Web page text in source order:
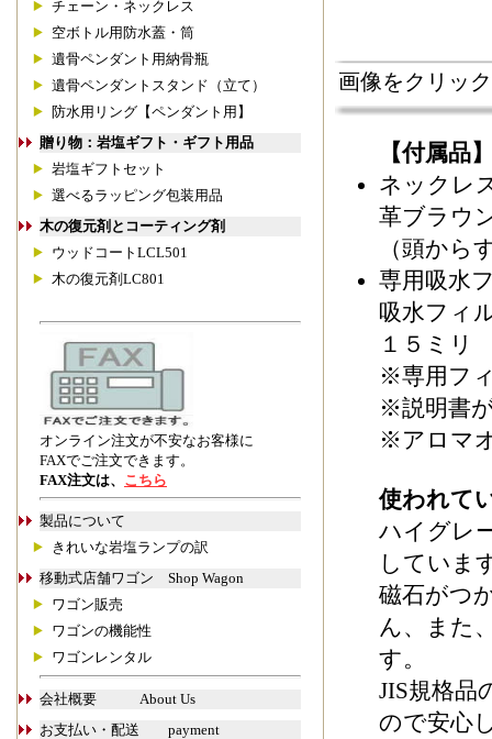
チェーン・ネックレス
空ボトル用防水蓋・筒
遺骨ペンダント用納骨瓶
遺骨ペンダントスタンド（立て）
防水用リング【ペンダント用】
贈り物：岩塩ギフト・ギフト用品
岩塩ギフトセット
選べるラッピング包装用品
木の復元剤とコーティング剤
ウッドコートLCL501
木の復元剤LC801
オンライン注文が不安なお客様に
FAXでご注文できます。
FAX注文は、 こちら
製品について
きれいな岩塩ランプの訳
移動式店舗ワゴン Shop Wagon
ワゴン販売
ワゴンの機能性
ワゴンレンタル
会社概要 About Us
お支払い・配送 payment
画像をクリッ
【付属品
ネックレ
革ブラウ
（頭から
専用吸水
吸水フィ
１５ミリ
※専用フ
※説明書
※アロマ
使われて
ハイグレ
していま
磁石がつ
ん、また
す。
JIS規格品
ので安心